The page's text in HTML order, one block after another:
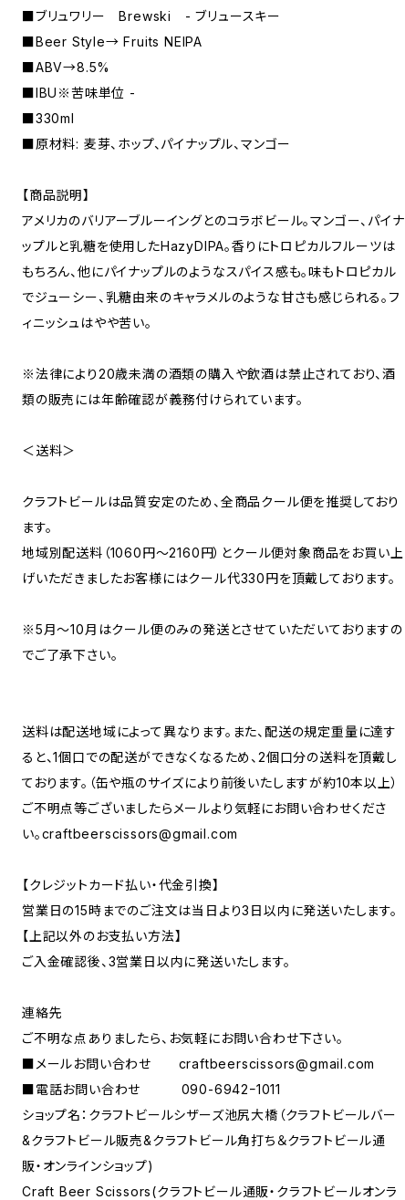
■ブリュワリー Brewski - ブリュースキー
■Beer Style→ Fruits NEIPA
■ABV→8.5%
■IBU※苦味単位 -
■330ml
■原材料: 麦芽、ホップ、パイナップル、マンゴー
【商品説明】
アメリカのバリアーブルーイングとのコラボビール。マンゴー、パイナ
ップルと乳糖を使用したHazyDIPA。香りにトロピカルフルーツは
もちろん、他にパイナップルのようなスパイス感も。味もトロピカル
でジューシー、乳糖由来のキャラメルのような甘さも感じられる。フ
ィニッシュはやや苦い。
※法律により20歳未満の酒類の購入や飲酒は禁止されており、酒
類の販売には年齢確認が義務付けられています。
＜送料＞
クラフトビールは品質安定のため、全商品クール便を推奨しており
ます。
地域別配送料（1060円～2160円）とクール便対象商品をお買い上
げいただきましたお客様にはクール代330円を頂戴しております。
※5月～10月はクール便のみの発送とさせていただいておりますの
でご了承下さい。
送料は配送地域によって異なります。また、配送の規定重量に達す
ると、1個口での配送ができなくなるため、2個口分の送料を頂戴し
ております。（缶や瓶のサイズにより前後いたしますが約10本以上）
ご不明点等ございましたらメールより気軽にお問い合わせくださ
い。craftbeerscissors@gmail.com
【クレジットカード払い・代金引換】
営業日の15時までのご注文は当日より3日以内に発送いたします。
【上記以外のお支払い方法】
ご入金確認後、3営業日以内に発送いたします。
連絡先
ご不明な点ありましたら、お気軽にお問い合わせ下さい。
■メールお問い合わせ craftbeerscissors@gmail.com
■電話お問い合わせ 090-6942ｰ1011
ショップ名：クラフトビールシザーズ池尻大橋（クラフトビールバー
&クラフトビール販売&クラフトビール角打ち＆クラフトビール通
販・オンラインショップ)
Craft Beer Scissors(クラフトビール通販・クラフトビールオンラ